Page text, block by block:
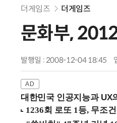
더게임즈 더게임즈
문화부,
발행일 : 2008-12-04 18:45
대한민국 인공지능과 UX